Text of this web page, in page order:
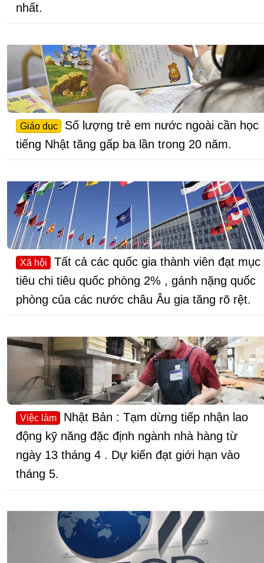
nhất.
Giáo dục
Số lượng trẻ em nước ngoài cần học
tiếng Nhật tăng gấp ba lần trong 20 năm.
Xã hội
Tất cả các quốc gia thành viên đạt mục
tiêu chi tiêu quốc phòng 2% , gánh nặng quốc
phòng của các nước châu Âu gia tăng rõ rệt.
Việc làm
Nhật Bản : Tạm dừng tiếp nhận lao
động kỹ năng đặc định ngành nhà hàng từ
ngày 13 tháng 4 . Dự kiến đạt giới hạn vào
tháng 5.